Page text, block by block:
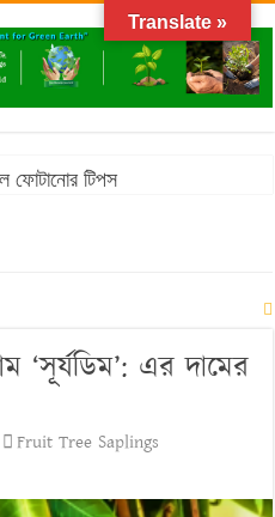
ফোটানোর টিপস
‘সূর্যডিম’: এর দামের
Fruit Tree Saplings
Translate »